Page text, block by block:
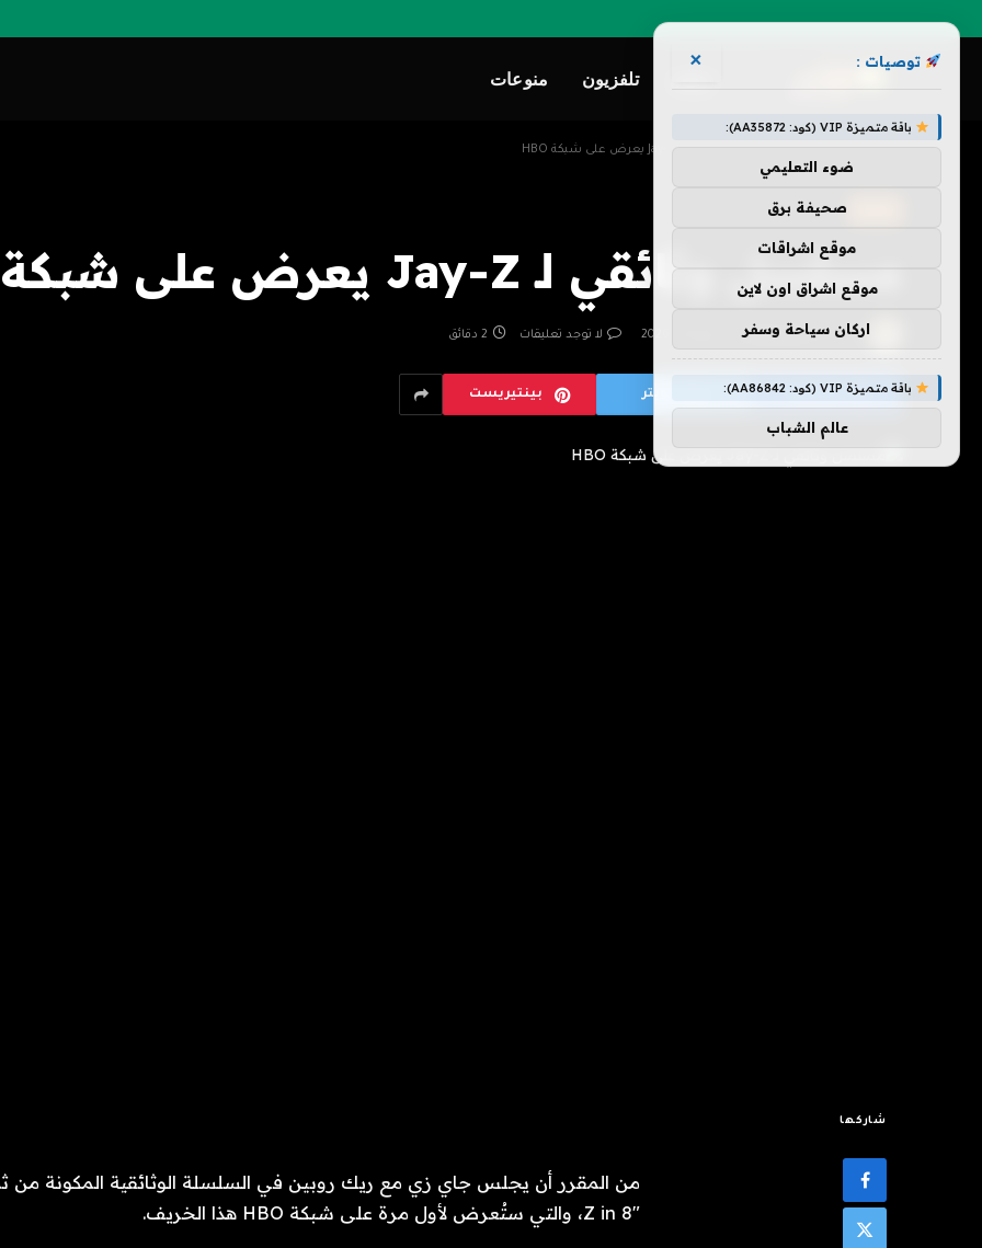
تلفزيون منوعات
الرئيسية » ترفيه » مسلسل وثائقي لـ Jay-Z يعرض على شبكة HBO
مسلسل وثائقي لـ Jay-Z يعرض على شبكة HBO
بواسطة فريق هزليات لا توجد تعليقات 2 دقائق
فيسبوك تويتر بينتيريست
شاركها
Z in 8″، والتي ستُعرض لأول مرة على شبكة HBO هذا الخريف.
توصيات : ×
باقة متميزة VIP (كود: AA35872):
ضوء التعليمي
صحيفة برق
موقع اشراقات
موقع اشراق اون لاين
اركان سياحة وسفر
باقة متميزة VIP (كود: AA86842):
عالم الشباب